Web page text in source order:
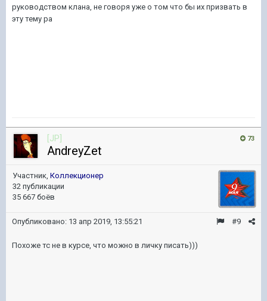
руководством клана, не говоря уже о том что бы их призвать в
эту тему ра
73
[JP]
AndreyZet
Участник, Коллекционер
32 публикации
35 667 боёв
#9
Опубликовано: 13 апр 2019, 13:55:21
Похоже тс не в курсе, что можно в личку писать)))